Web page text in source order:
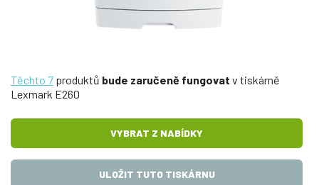
Těchto 7 produktů bude zaručeně fungovat v tiskárně
Lexmark E260
VYBRAT Z NABÍDKY
ULOŽIT TUTO TISKÁRNU